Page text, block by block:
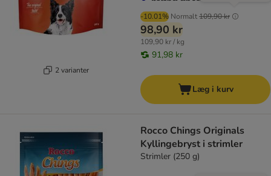
2 varianter
-10.01% Normalt109,90 kr
98,90 kr
109,90 kr / kg
91,98 kr
Læg i kurv
Rocco Chings Originals
Kyllingebryst i strimler
Strimler (250 g)